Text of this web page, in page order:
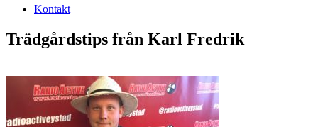
Kontakt
Trädgårdstips från Karl Fredrik